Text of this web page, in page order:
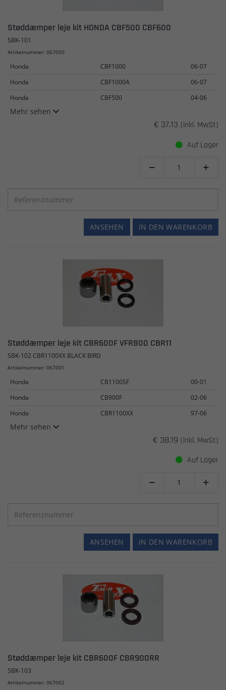
Støddæmper leje kit HONDA CBF500 CBF600
SBK-101
Artikelnummer: 067000
Honda CBF1000
06-07
Honda
CBF1000A
06-07
Honda
CBF500 04-06
Mehr sehen
€ 37.13 (inkl. MwSt)
Auf Lager
 
IN DEN WARENKORB
ANSEHEN
Støddæmper leje kit CBR600F VFR800 CBR11
SBK-102 CBR1100XX BLACK BIRD
Artikelnummer: 067001
Honda CB1100SF
00-01
Honda
CB900F
02-06
Honda
CBR1100XX 97-06
Mehr sehen
€ 38.19 (inkl. MwSt)
Auf Lager
 
IN DEN WARENKORB
ANSEHEN
Støddæmper leje kit CBR600F CBR900RR
SBK-103
Artikelnummer: 067002